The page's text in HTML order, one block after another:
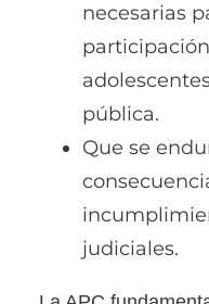
necesarias
pública.
Que se
judiciales.